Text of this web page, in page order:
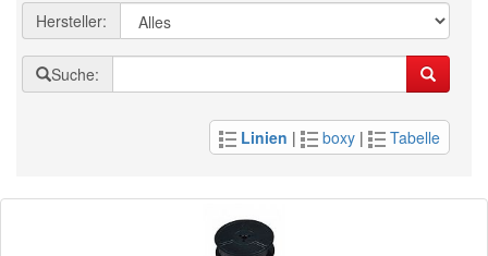
Hersteller:
Suche:
Linien | boxy | Tabelle